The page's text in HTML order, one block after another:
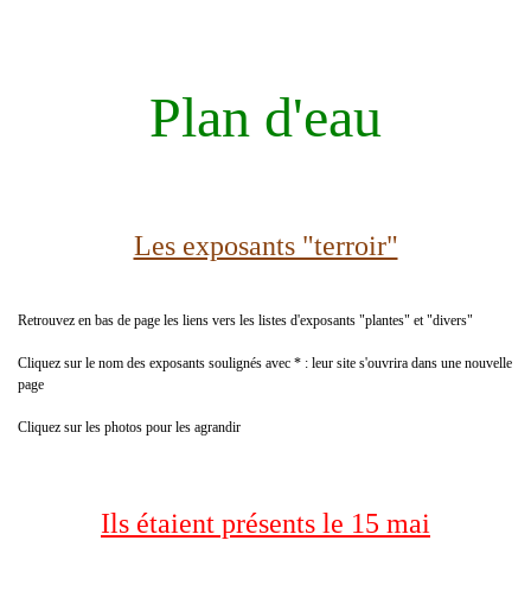
Plan d'eau
Les exposants "terroir"
Retrouvez en bas de page les liens vers les listes d'exposants "plantes" et "divers"
Cliquez sur le nom des exposants soulignés avec * : leur site s'ouvrira dans une nouvelle
page
Cliquez sur les photos pour les agrandir
Ils étaient présents le 15 mai